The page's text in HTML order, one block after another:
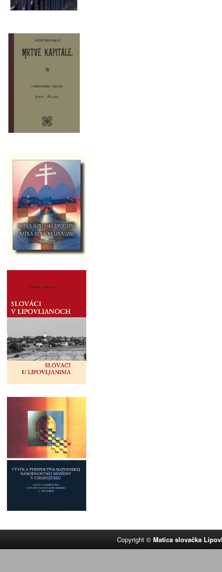
Copyright ©Matica slovačka